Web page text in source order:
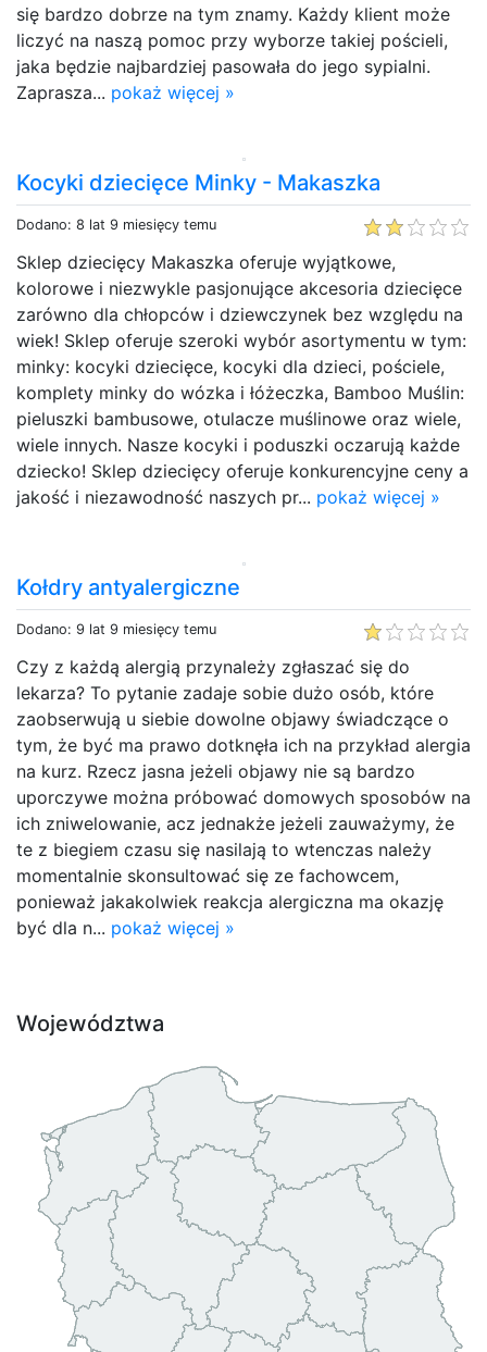
się bardzo dobrze na tym znamy. Każdy klient może
liczyć na naszą pomoc przy wyborze takiej pościeli,
jaka będzie najbardziej pasowała do jego sypialni.
Zaprasza... pokaż więcej »
Kocyki dziecięce Minky - Makaszka
Dodano: 8 lat 9 miesięcy temu
Sklep dziecięcy Makaszka oferuje wyjątkowe,
kolorowe i niezwykle pasjonujące akcesoria dziecięce
zarówno dla chłopców i dziewczynek bez względu na
wiek! Sklep oferuje szeroki wybór asortymentu w tym:
minky: kocyki dziecięce, kocyki dla dzieci, pościele,
komplety minky do wózka i łóżeczka, Bamboo Muślin:
pieluszki bambusowe, otulacze muślinowe oraz wiele,
wiele innych. Nasze kocyki i poduszki oczarują każde
dziecko! Sklep dziecięcy oferuje konkurencyjne ceny a
jakość i niezawodność naszych pr... pokaż więcej »
Kołdry antyalergiczne
Dodano: 9 lat 9 miesięcy temu
Czy z każdą alergią przynależy zgłaszać się do
lekarza? To pytanie zadaje sobie dużo osób, które
zaobserwują u siebie dowolne objawy świadczące o
tym, że być ma prawo dotknęła ich na przykład alergia
na kurz. Rzecz jasna jeżeli objawy nie są bardzo
uporczywe można próbować domowych sposobów na
ich zniwelowanie, acz jednakże jeżeli zauważymy, że
te z biegiem czasu się nasilają to wtenczas należy
momentalnie skonsultować się ze fachowcem,
ponieważ jakakolwiek reakcja alergiczna ma okazję
być dla n... pokaż więcej »
Województwa